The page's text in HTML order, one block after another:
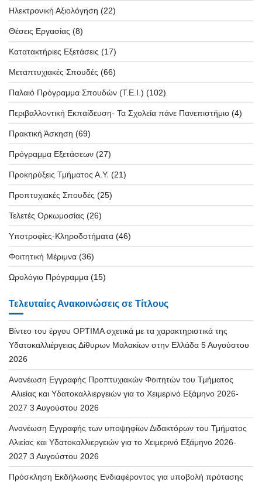
Ηλεκτρονική Αξιολόγηση (22)
Θέσεις Εργασίας (8)
Κατατακτήριες Εξετάσεις (17)
Μεταπτυχιακές Σπουδές (66)
Παλαιό Πρόγραμμα Σπουδών (T.E.I.) (102)
Περιβαλλοντική Εκπαίδευση- Τα Σχολεία πάνε Πανεπιστήμιο (4)
Πρακτική Άσκηση (69)
Πρόγραμμα Εξετάσεων (27)
Προκηρύξεις Τμήματος Α.Υ. (21)
Προπτυχιακές Σπουδές (25)
Τελετές Ορκωμοσίας (26)
Υποτροφίες-Κληροδοτήματα (46)
Φοιτητική Μέριμνα (36)
Ωρολόγιο Πρόγραμμα (15)
Τελευταίες Ανακοινώσεις σε Τίτλους
Βίντεο του έργου OPTIMA σχετικά με τα χαρακτηριστικά της
Υδατοκαλλιέργειας Δίθυρων Μαλακίων στην Ελλάδα 5 Αυγούστου
2026
Ανανέωση Εγγραφής Προπτυχιακών Φοιτητών του Τμήματος
Αλιείας και Υδατοκαλλιεργειών για το Χειμερινό Εξάμηνο 2026-
2027 3 Αυγούστου 2026
Ανανέωση Εγγραφής των υποψηφίων Διδακτόρων του Τμήματος
Αλιείας και Υδατοκαλλιεργειών για το Χειμερινό Εξάμηνο 2026-
2027 3 Αυγούστου 2026
Πρόσκληση Εκδήλωσης Ενδιαφέροντος για υποβολή πρότασης